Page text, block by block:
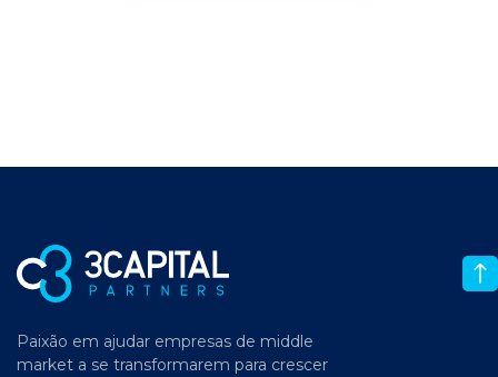
Paixão em ajudar empresas de middle
market a se transformarem para crescer